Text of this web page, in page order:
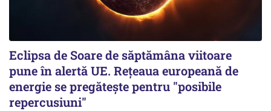
Eclipsa de Soare de săptămâna viitoare
pune în alertă UE. Rețeaua europeană de
energie se pregătește pentru "posibile
repercusiuni"